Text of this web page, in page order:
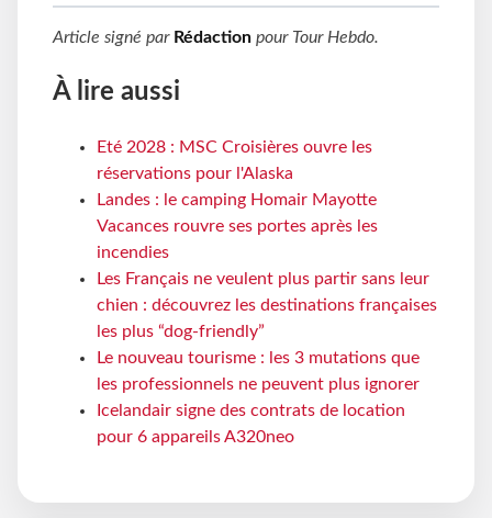
Article signé par Rédaction pour Tour Hebdo.
À lire aussi
Eté 2028 : MSC Croisières ouvre les
réservations pour l'Alaska
Landes : le camping Homair Mayotte
Vacances rouvre ses portes après les
incendies
Les Français ne veulent plus partir sans leur
chien : découvrez les destinations françaises
les plus “dog-friendly”
Le nouveau tourisme : les 3 mutations que
les professionnels ne peuvent plus ignorer
Icelandair signe des contrats de location
pour 6 appareils A320neo